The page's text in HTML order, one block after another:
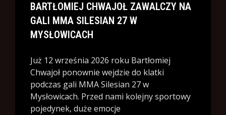
BARTŁOMIEJ CHWAJOŁ ZAWALCZY NA
GALI MMA SILESIAN 27 W
MYSŁOWICACH
Już 12 września 2026 roku Bartłomiej
Chwajoł ponownie wejdzie do klatki
podczas gali MMA Silesian 27 w
Mysłowicach. Przed nami kolejny sportowy
pojedynek, duże emocje